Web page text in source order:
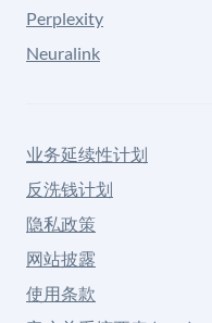
Perplexity
Neuralink
业务延续性计划
反洗钱计划
隐私政策
网站披露
使用条款